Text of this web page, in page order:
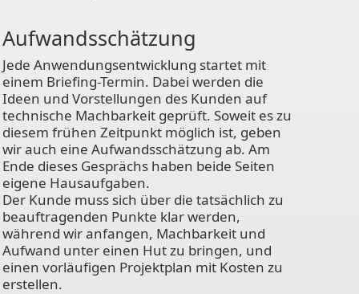
Aufwandsschätzung
Jede Anwendungsentwicklung startet mit
einem Briefing-Termin. Dabei werden die
Ideen und Vorstellungen des Kunden auf
technische Machbarkeit geprüft. Soweit es zu
diesem frühen Zeitpunkt möglich ist, geben
wir auch eine Aufwandsschätzung ab. Am
Ende dieses Gesprächs haben beide Seiten
eigene Hausaufgaben.
Der Kunde muss sich über die tatsächlich zu
beauftragenden Punkte klar werden,
während wir anfangen, Machbarkeit und
Aufwand unter einen Hut zu bringen, und
einen vorläufigen Projektplan mit Kosten zu
erstellen.